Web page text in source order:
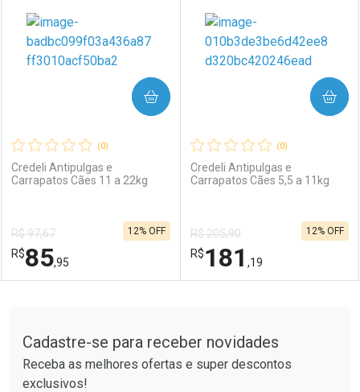
(0)
Credeli Antipulgas e
Carrapatos Cães 11 a 22kg
R$ 97,67
R$85,95
12% OFF
COMPRAR
Laboratório
Por Menos
(0)
Credeli Antipulgas e
Carrapatos Cães 5,5 a 11kg
R$ 205,90
R$181 ,19
12% OFF
COMPRAR
Laboratório
Por Menos
Cadastre-se para receber novidades
Receba as melhores ofertas e super descontos
exclusivos!